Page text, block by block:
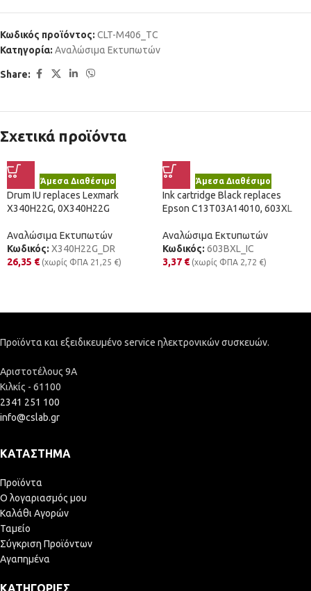
Κωδικός προϊόντος: CLT-M406_TC
Κατηγορία: Αναλώσιμα Εκτυπωτών
Share:
Σχετικά προϊόντα
Άμεσα Διαθέσιμο
Drum IU replaces Lexmark
X340H22G, 0X340H22G
Αναλώσιμα Εκτυπωτών
Κωδικός: X340H22G_DR
26,35 € (χωρίς ΦΠΑ 21,25 €)
Άμεσα Διαθέσιμο
Ink cartridge Black replaces
Epson C13T03A14010, 603XL
Αναλώσιμα Εκτυπωτών
Κωδικός: 603BXL_IC
3,37 € (χωρίς ΦΠΑ 2,72 €)
Προϊόντα και εξειδικευμένο service ηλεκτρονικών συσκευών.
Αριστοτέλους 9Α
Κιλκίς - 61100
2341 251 100
info@cslab.gr
ΚΑΤΆΣΤΗΜΑ
Προϊόντα
Ο λογαριασμός μου
Καλάθι Αγορών
Ταμείο
Σύγκριση Προϊόντων
Αγαπημένα
ΚΑΤΗΓΟΡΊΕΣ